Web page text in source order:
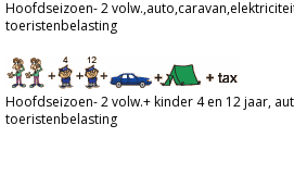
Hoofdseizoen- 2
toeristenbelasting
Hoofdseizoen- 2 volw.+ kinder 4 en 12 jaar,
toeristenbelasting